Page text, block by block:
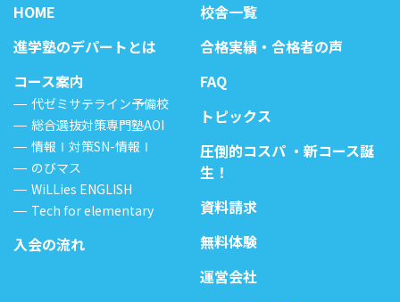
HOME
進学塾のデパートとは
コース案内
代ゼミサテライン予備校
総合選抜対策専門塾AOI
情報Ⅰ対策SN-情報Ⅰ
のびマス
WiLLies ENGLISH
Tech for elementary
入会の流れ
校舎一覧
合格実績・合格者の声
FAQ
トピックス
圧倒的コスパ ・新コース誕
生！
資料請求
無料体験
運営会社